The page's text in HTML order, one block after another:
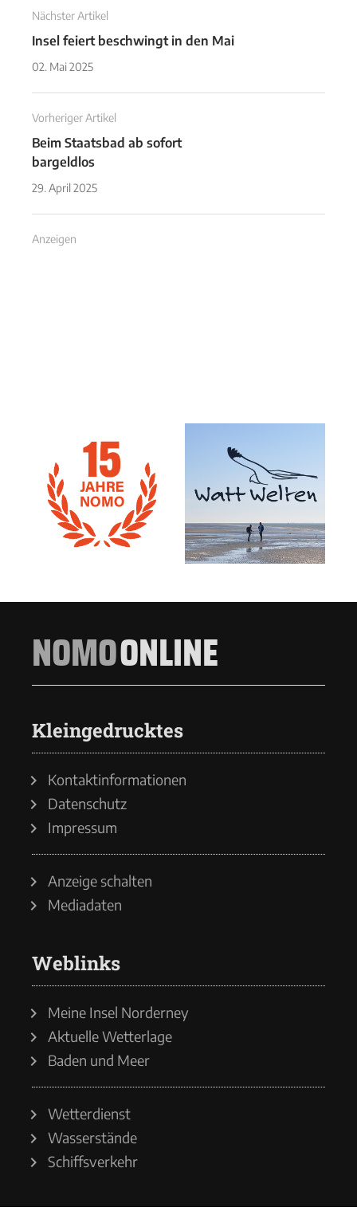
Nächster Artikel
Insel feiert beschwingt in den Mai
02. Mai 2025
Vorheriger Artikel
Beim Staatsbad ab sofort
bargeldlos
29. April 2025
Anzeigen
NOMOONLINE
Kleingedrucktes
Kontaktinformationen
Datenschutz
Impressum
Anzeige schalten
Mediadaten
Weblinks
Meine Insel Norderney
Aktuelle Wetterlage
Baden und Meer
Wetterdienst
Wasserstände
Schiffsverkehr